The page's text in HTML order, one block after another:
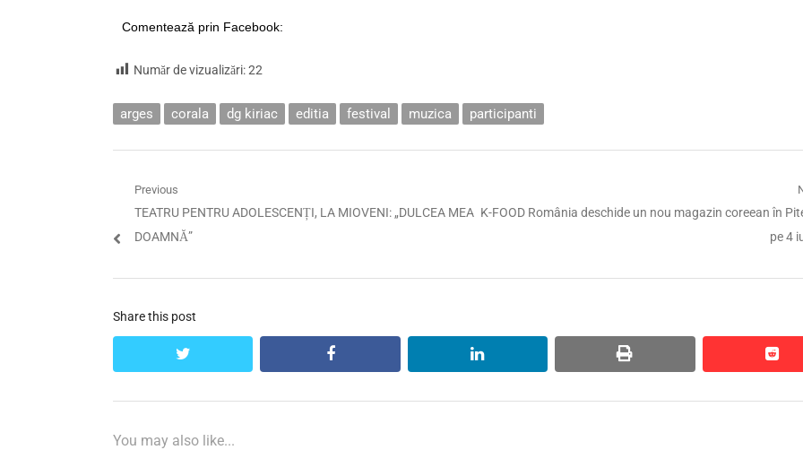
Comentează prin Facebook:
Număr de vizualizări:22
arges corala dg kiriac editia festival muzica participanti
Navigare
Previous
Previous
post:
TEATRU PENTRU ADOLESCENȚI, LA MIOVENI: „DULCEA MEA
DOAMNĂ”
Next
K-FOOD România deschide un nou magazin coreean în
pe 4
Share this post
twitter facebook linkedin print
You may also like...